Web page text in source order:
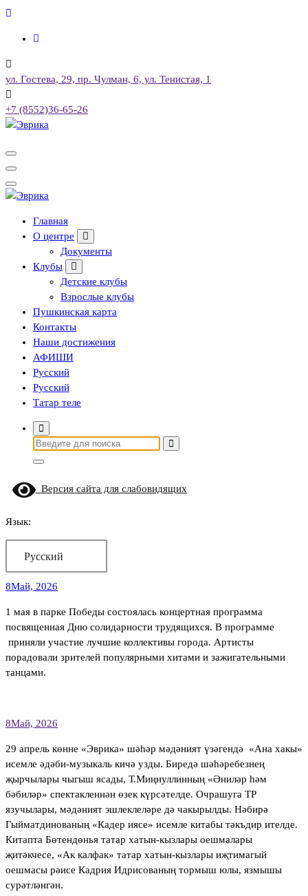
Перейти
содержимому
ул. Гостева, 29, пр. Чулман, 6, ул. Тенистая, 1
+7 (8552)36-65-26
Городской культурный центр, г. Набережные Челны
Городской культурный центр, г. Набережные Челны
Главная
О центре
Документы
Клубы
Детские клубы
Взрослые клубы
Пушкинская карта
Контакты
Наши достижения
АФИШИ
Русский
Русский
Татар теле
Найти:
Версия сайта для слабовидящих
Язык:
Русский
8Май, 2026
1 мая в парке Победы состоялась концертная программа
посвященная Дню солидарности трудящихся. В программе
приняли участие лучшие коллективы города. Артисты
порадовали зрителей популярными хитами и зажигательными
танцами.
8Май, 2026
29 апрель көнне «Эврика» шәһәр мәдәният үзәгендә «Ана хакы»
исемле әдәби-музыкаль кичә узды. Биредә шәһәребезнең
җырчылары чыгыш ясады, Т.Миңнуллинның «Әниләр һәм
бәбиләр» спектакленнән өзек күрсәтелде. Очрашуга ТР
язучылары, мәдәният эшлеклеләре дә чакырылды. Нәбирә
Гыйматдинованың «Кадер иясе» исемле китабы тәкъдир ителде.
Китапта Бөтендөнья татар хатын-кызлары оешмалары
җитәкчесе, «Ак калфак» татар хатын-кызлары иҗтимагый
оешмасы рәисе Кадрия Идрисованың тормыш юлы, язмышы
сурәтләнгән.